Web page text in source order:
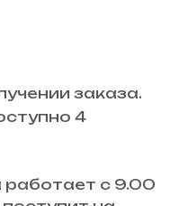
заказа.
4
работает с 9.00